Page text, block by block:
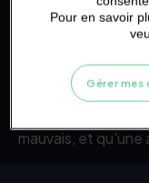
La gestion de
de la santé
habitudes saines
équilibrer vos
risques pour
mauvais, et qu'une
Pour en savoir
Gérer mes